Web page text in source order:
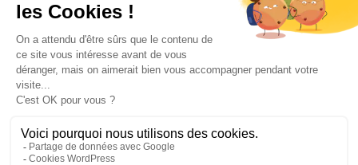
FAQ
MENTIONS LÉGALES